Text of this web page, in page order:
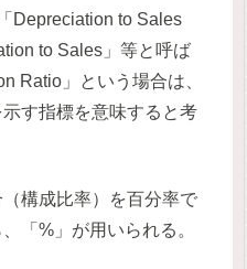
Depreciation to Sales
to Sales」等と呼ば
Ratio」という場合は、
す指標を意味すると考
構成比率）を百分率で
「%」が用いられる。